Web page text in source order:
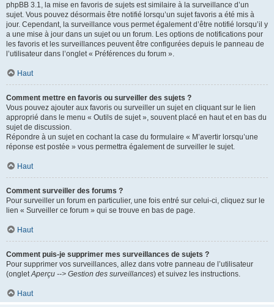
phpBB 3.1, la mise en favoris de sujets est similaire à la surveillance d’un
sujet. Vous pouvez désormais être notifié lorsqu’un sujet favoris a été mis à
jour. Cependant, la surveillance vous permet également d’être notifié lorsqu’il y
a une mise à jour dans un sujet ou un forum. Les options de notifications pour
les favoris et les surveillances peuvent être configurées depuis le panneau de
l’utilisateur dans l’onglet « Préférences du forum ».
Haut
Comment mettre en favoris ou surveiller des sujets ?
Vous pouvez ajouter aux favoris ou surveiller un sujet en cliquant sur le lien
approprié dans le menu « Outils de sujet », souvent placé en haut et en bas du
sujet de discussion.
Répondre à un sujet en cochant la case du formulaire « M’avertir lorsqu’une
réponse est postée » vous permettra également de surveiller le sujet.
Haut
Comment surveiller des forums ?
Pour surveiller un forum en particulier, une fois entré sur celui-ci, cliquez sur le
lien « Surveiller ce forum » qui se trouve en bas de page.
Haut
Comment puis-je supprimer mes surveillances de sujets ?
Pour supprimer vos surveillances, allez dans votre panneau de l’utilisateur
(ongletAperçu --> Gestion des surveillances) et suivez les instructions.
Haut